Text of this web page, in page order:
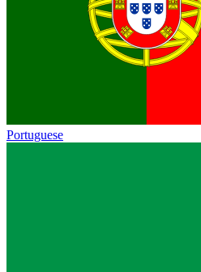
Portuguese